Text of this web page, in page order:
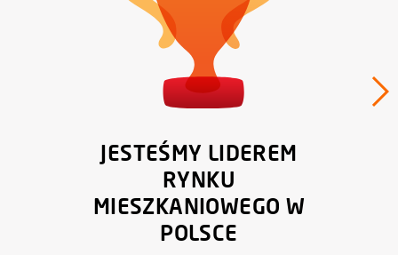
JESTEŚMY LIDEREM
RYNKU
MIESZKANIOWEGO W
POLSCE